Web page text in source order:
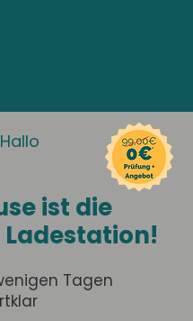
Hallo
ist die
Ladestation!
Tagen